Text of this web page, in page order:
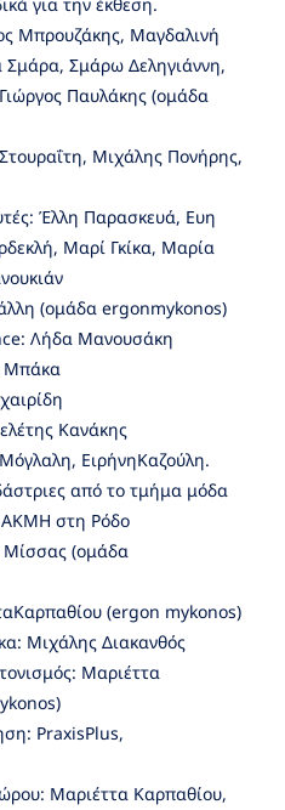
Μπρουζάκης, Μαγδαλινή
Σμάρα, Σμάρω Δεληγιάννη,
Παυλάκης (ομάδα
Μιχάλης Πονήρης,
Έλλη Παρασκευά, Ευη
Μαρί Γκίκα, Μαρία
(ομάδα ergonmykonos)
Λήδα Μανουσάκη
Μπάκα
Κανάκης
ΕιρήνηΚαζούλη.
από το τμήμα μόδα
ΑΚΜΗ στη Ρόδο
Μίσσας (ομάδα
(ergon mykonos)
Μιχάλης Διακανθός
Μαριέττα
PraxisPlus,
Μαριέττα Καρπαθίου,